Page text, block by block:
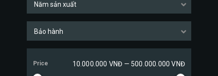
Năm sản xuất
Bảo hành
Price 10.000.000 VNĐ — 500.000.000 VNĐ